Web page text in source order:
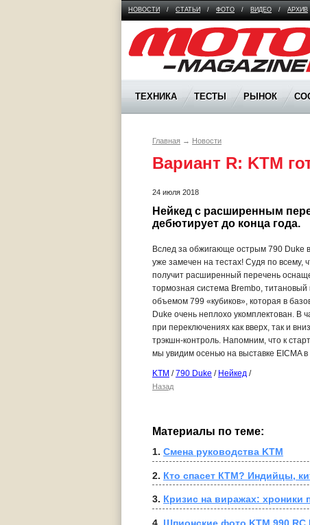
НОВОСТИ / СТАТЬИ / ФОТО / ВИДЕО / АРХИВ
Moto Magazine
ТЕХНИКА ТЕСТЫ РЫНОК
Главная → Новости
Вариант R: KTM
24 июля 2018
Нейкед с расширенным
дебютирует до конца года.
Вслед за обжигающе острым 790 Duke
уже замечен на тестах! Судя по всему,
получит расширенный перечень
тормозная система Brembo,
объемом 799 «кубиков», которая в
Duke очень неплохо укомплектован. В
при переключениях как вверх, так и
трэкшн-контроль. Напомним, что к
мы увидим осенью на выставке EICMA
KTM /790 Duke / Нейкед /
Назад
Материалы по теме:
1. Смена руководства KTM
2. Кто спасет КТМ? Индийцы,
3. Кризис на виражах:
4. Шпионские фото KTM 990 RC